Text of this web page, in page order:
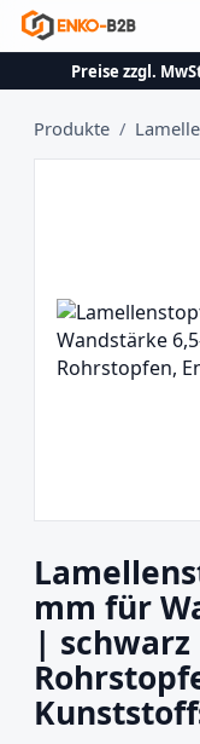
Preise zzgl.
Produkte /
mm für
| schwarz